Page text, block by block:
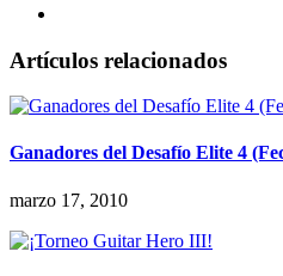
Artículos relacionados
Ganadores del Desafío Elite 4
marzo 17, 2010